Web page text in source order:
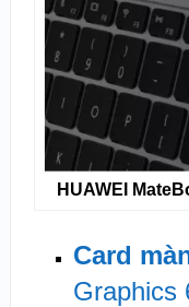
HUAWEI
Card
Graphics